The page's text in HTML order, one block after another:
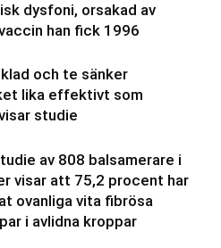
dysfoni, orsakad av
han fick 1996
och te sänker
lika effektivt som
studie
av 808 balsamerare i
visar att 75,2 procent har
ovanliga vita fibrösa
i avlidna kroppar